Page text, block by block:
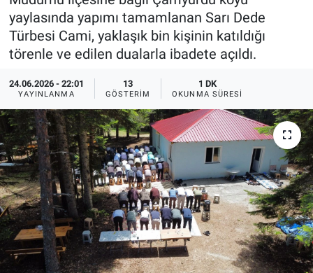
yaylasında yapımı tamamlanan Sarı Dede
Türbesi Cami, yaklaşık bin kişinin katıldığı
törenle ve edilen dualarla ibadete açıldı.
24.06.2026 - 22:01
YAYINLANMA
13
GÖSTERIM
1 DK
OKUNMA SÜRESI